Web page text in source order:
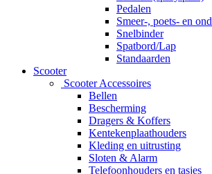
Pedalen
Smeer-, poets- en
Snelbinder
Spatbord/Lap
Standaarden
Scooter
Scooter Accessoires
Bellen
Bescherming
Dragers & Koffers
Kentekenplaathouders
Kleding en uitrusting
Sloten & Alarm
Telefoonhouders en tasjes